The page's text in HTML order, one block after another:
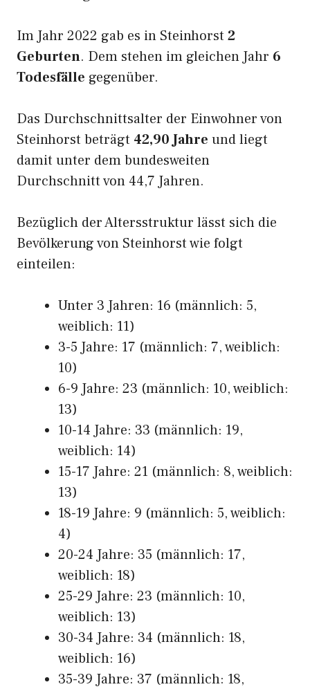
Im Jahr 2022 gab es in Steinhorst 2
Geburten. Dem stehen im gleichen Jahr 6
Todesfälle gegenüber.
Das Durchschnittsalter der Einwohner von
Steinhorst beträgt 42,90 Jahre und liegt
damit unter dem bundesweiten
Durchschnitt von 44,7 Jahren.
Bezüglich der Altersstruktur lässt sich die
Bevölkerung von Steinhorst wie folgt
einteilen:
Unter 3 Jahren: 16 (männlich: 5,
weiblich: 11)
3-5 Jahre: 17 (männlich: 7, weiblich:
10)
6-9 Jahre: 23 (männlich: 10, weiblich:
13)
10-14 Jahre: 33 (männlich: 19,
weiblich: 14)
15-17 Jahre: 21 (männlich: 8, weiblich:
13)
18-19 Jahre: 9 (männlich: 5, weiblich:
4)
20-24 Jahre: 35 (männlich: 17,
weiblich: 18)
25-29 Jahre: 23 (männlich: 10,
weiblich: 13)
30-34 Jahre: 34 (männlich: 18,
weiblich: 16)
35-39 Jahre: 37 (männlich: 18,